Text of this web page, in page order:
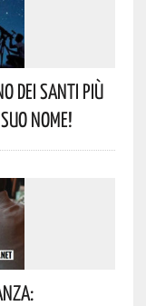
Dei Santi Più
Nome!